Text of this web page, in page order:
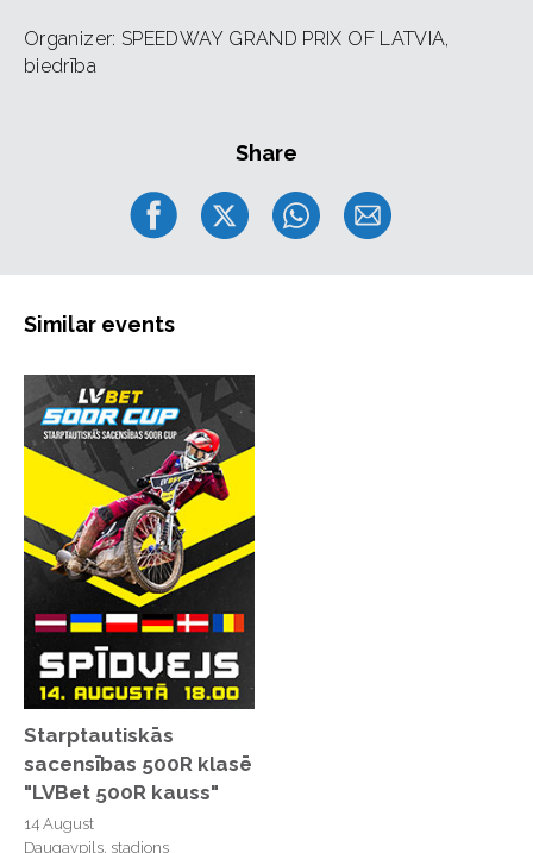
Organizer: SPEEDWAY GRAND PRIX OF LATVIA,
biedrība
Share
Similar events
Starptautiskās
sacensības 500R klasē
"LVBet 500R kauss"
14 August
Daugavpils, stadions